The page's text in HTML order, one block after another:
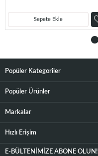
Sepete Ekle
Popüler Kategoriler
Popüler Ürünler
Markalar
Hızlı Erişim
E-BÜLTENIMIZE ABONE OLUN!